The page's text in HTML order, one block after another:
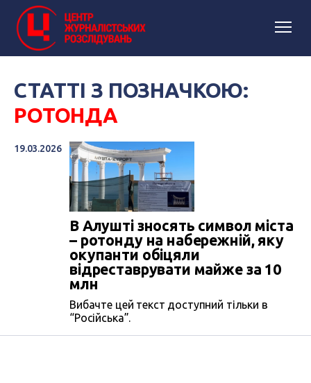
СТАТТІ З ПОЗНАЧКОЮ:
РОТОНДА
19.03.2026
В Алушті зносять символ міста
– ротонду на набережній, яку
окупанти обіцяли
відреставрувати майже за 10
млн
Вибачте цей текст доступний тільки в
“Російська”.